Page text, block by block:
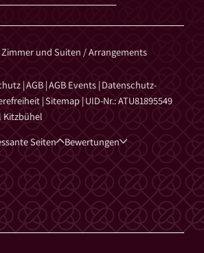
Zimmer und Suiten /Arrangements
|AGB |AGB Events |Datenschutz-
|Sitemap |UID-Nr.: ATU81895549
Kitzbühel
Seiten
Bewertungen